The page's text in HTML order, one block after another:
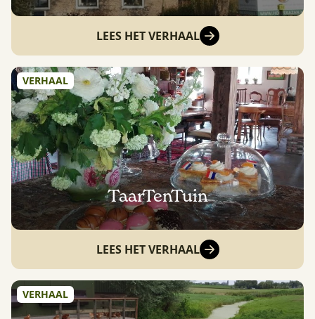
LEES HET VERHAAL
VERHAAL
TaarTenTuin
LEES HET VERHAAL
VERHAAL